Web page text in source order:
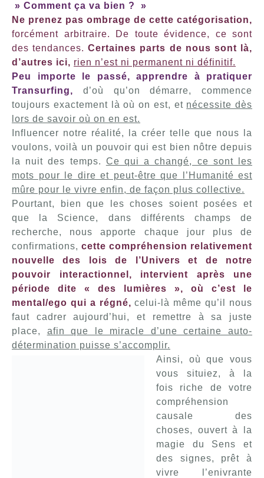
» Comment ça va bien ? »
Ne prenez pas ombrage de cette catégorisation,
forcément arbitraire. De toute évidence, ce sont
des tendances.Certaines parts de nous sont là,
d’autres ici, rien n’est ni permanent ni définitif.
Peu importe le passé,
apprendre à pratiquer
Transurfing, d’où qu’on démarre, commence
toujours exactement là où on est, et nécessite dès
lors de savoir où on en est.
Influencer notre réalité, la créer telle que nous la
voulons, voilà un pouvoir qui est bien nôtre depuis
la nuit des temps. Ce qui a changé, ce sont les
mots pour le dire et peut-être que l’Humanité est
mûre pour le vivre enfin, de façon plus collective.
Pourtant, bien que les choses soient posées et
que la Science, dans différents champs de
recherche, nous apporte chaque jour plus de
confirmations, cette compréhension relativement
nouvelle des lois de l’Univers et de notre
pouvoir interactionnel, intervient après une
période dite « des lumières », où c’est le
mental/ego qui a régné, celui-là même qu’il nous
faut cadrer aujourd’hui, et remettre à sa juste
place, afin que le miracle d’une certaine auto-
détermination puisse s’accomplir.
Ainsi, où que vous
vous situiez, à la
fois riche de votre
compréhension
causale des
choses, ouvert à la
magie du Sens et
des signes, prêt à
vivre l’enivrante